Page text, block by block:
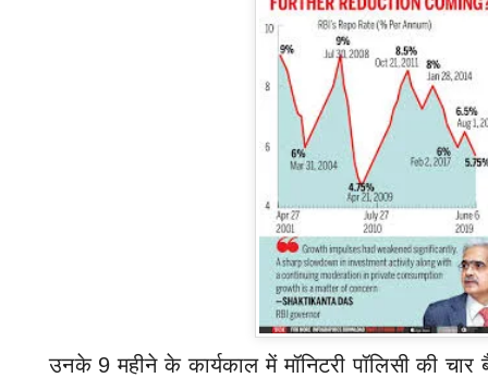
उनके 9 महीने के कार्यकाल में मॉनिटरी पॉलिसी की